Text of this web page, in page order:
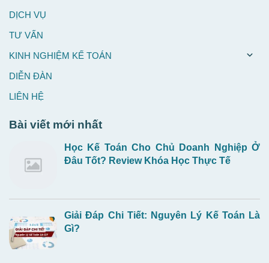
DỊCH VỤ
TƯ VẤN
KINH NGHIỆM KẾ TOÁN
DIỄN ĐÀN
LIÊN HỆ
Bài viết mới nhất
Học Kế Toán Cho Chủ Doanh Nghiệp Ở
Đâu Tốt? Review Khóa Học Thực Tế
Giải Đáp Chi Tiết: Nguyên Lý Kế Toán Là
Gì?